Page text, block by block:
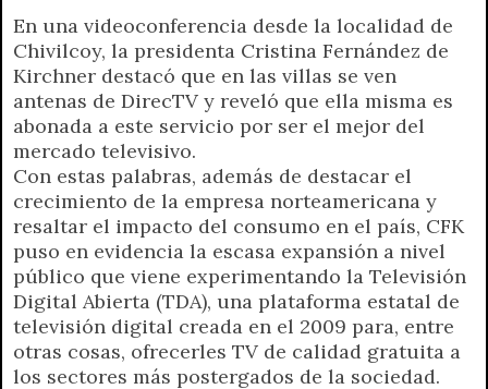
r
e
n
l
En una videoconferencia desde la localidad de
Chivilcoy, la presidenta Cristina Fernández de
Kirchner destacó que en las villas se ven
antenas de DirecTV y reveló que ella misma es
abonada a este servicio por ser el mejor del
mercado televisivo.
Con estas palabras, además de destacar el
crecimiento de la empresa norteamericana y
resaltar el impacto del consumo en el país, CFK
puso en evidencia la escasa expansión a nivel
público que viene experimentando la Televisión
Digital Abierta (TDA), una plataforma estatal de
televisión digital creada en el 2009 para, entre
otras cosas, ofrecerles TV de calidad gratuita a
los sectores más postergados de la sociedad.